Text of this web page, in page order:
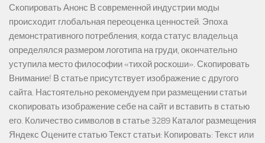
Скопировать Анонс В современной индустрии моды
происходит глобальная переоценка ценностей. Эпоха
демонстративного потребления, когда статус владельца
определялся размером логотипа на груди, окончательно
уступила место философии «тихой роскоши». Скопировать
Внимание! В статье присутствует изображение с другого
сайта. Настоятельно рекомендуем при размещении статьи
скопировать изображение себе на сайт и вставить в статью
его. Количество символов в статье 3289 Каталог размещения
Яндекс Оцените статью Текст статьи: Копировать: Текст или